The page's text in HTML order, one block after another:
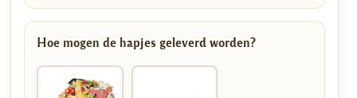
Hoe mogen de hapjes geleverd worden?